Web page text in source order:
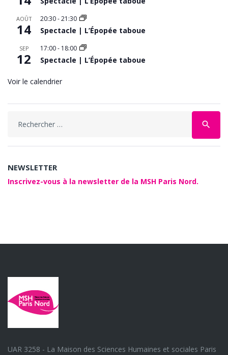
AOÛT
14
20:30-21:30
Spectacle | L’Épopée taboue
SEP
12
17:00- 18:00
Spectacle | L’Épopée taboue
Voir le calendrier
search
NEWSLETTER
Inscrivez-vous à la newsletter de la MSH Paris Nord.
UAR 3258 - La Maison des Sciences Humaines et sociales Paris